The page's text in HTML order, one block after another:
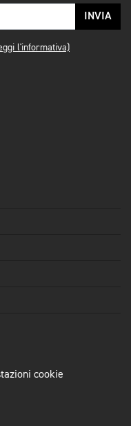
INVIA
l'informativa)
cookie